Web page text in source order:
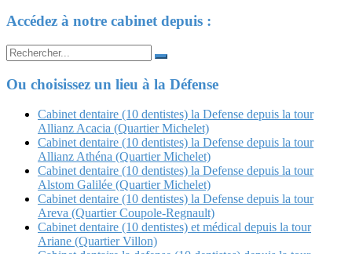
Accédez à notre cabinet depuis :
Search
for:
Ou choisissez un lieu à la Défense
Cabinet dentaire (10 dentistes) la Defense depuis la tour
Allianz Acacia (Quartier Michelet)
Cabinet dentaire (10 dentistes) la Defense depuis la tour
Allianz Athéna (Quartier Michelet)
Cabinet dentaire (10 dentistes) la Defense depuis la tour
Alstom Galilée (Quartier Michelet)
Cabinet dentaire (10 dentistes) la Defense depuis la tour
Areva (Quartier Coupole-Regnault)
Cabinet dentaire (10 dentistes) et médical depuis la tour
Ariane (Quartier Villon)